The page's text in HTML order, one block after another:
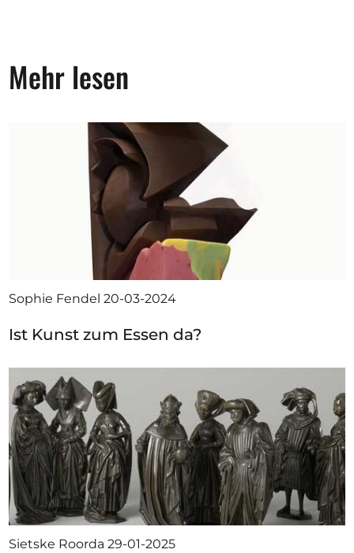
Mehr lesen
Sophie Fendel20-03-2024
Ist Kunst zum Essen da?
Sietske Roorda29-01-2025